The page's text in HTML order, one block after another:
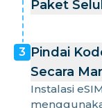
Paket
3 Pindai
Secara
Instalasi